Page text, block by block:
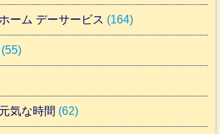
ーム デーサービス (164)
(55)
気な時間 (62)